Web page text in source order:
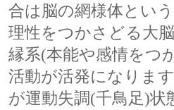
合は脳の網様体とい
理性をつかさどる大
縁系(本能や感情をつ
活動が活発になりま
が運動失調(千鳥足)状